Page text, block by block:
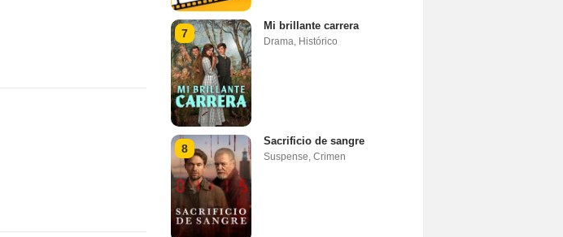
7
Mi brillante carrera
Drama Histórico
8
Sacrificio de sangre
Suspense Crimen